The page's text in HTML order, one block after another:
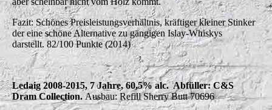
Fazit: Schönes Preisleistungsverhältnis, kräftiger kleiner Stinker
der eine schöne Alternative zu gängigen Islay-Whiskys
darstellt. 82/100 Punkte (2014)
Ledaig 2008-2015, 7 Jahre, 60,5% alc. Abfüller: C&S
Dram Collection.Ausbau: Refill Sherry Butt 70696